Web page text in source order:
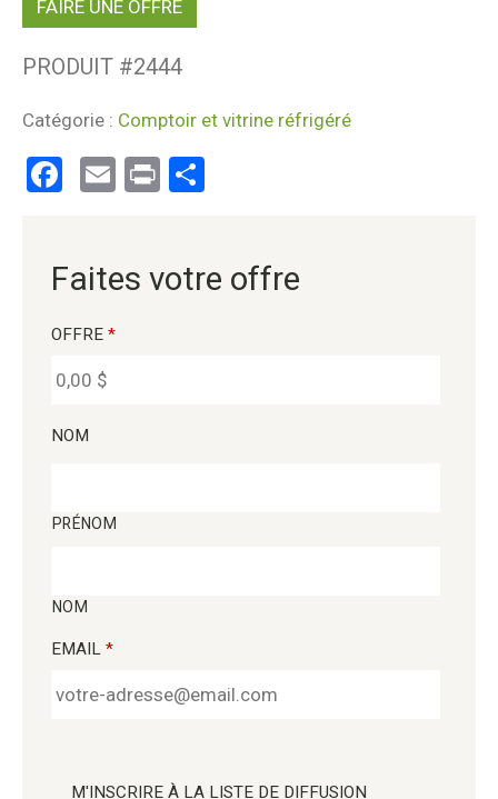
FAIRE UNE OFFRE
PRODUIT #2444
Catégorie : Comptoir et vitrine réfrigéré
Facebook
EmailPrint
Faites votre offre
OFFRE *
NOM
PRÉNOM
NOM
EMAIL *
M'INSCRIRE À LA LISTE DE DIFFUSION